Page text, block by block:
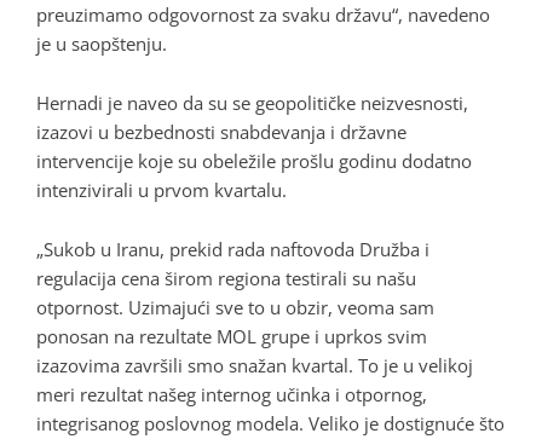
preuzimamo odgovornost za svaku državu“, navedeno
je u saopštenju.
Hernadi je naveo da su se geopolitičke neizvesnosti,
izazovi u bezbednosti snabdevanja i državne
intervencije koje su obeležile prošlu godinu dodatno
intenzivirali u prvom kvartalu.
„Sukob u Iranu, prekid rada naftovoda Družba i
regulacija cena širom regiona testirali su našu
otpornost. Uzimajući sve to u obzir, veoma sam
ponosan na rezultate MOL grupe i uprkos svim
izazovima završili smo snažan kvartal. To je u velikoj
meri rezultat našeg internog učinka i otpornog,
integrisanog poslovnog modela. Veliko je dostignuće što